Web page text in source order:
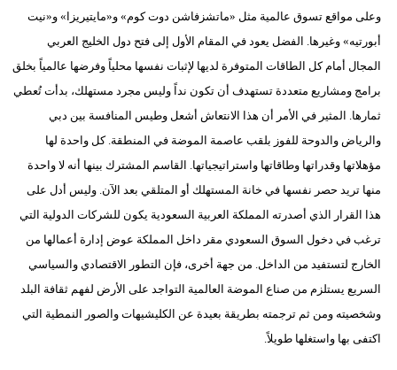
وعلى مواقع تسوق عالمية مثل «ماتشزفاشن دوت كوم» و«مايتيريزا» و«نيت
أبورتيه» وغيرها. الفضل يعود في المقام الأول إلى فتح دول الخليج العربي
المجال أمام كل الطاقات المتوفرة لديها لإثبات نفسها محلياً وفرضها عالمياً بخلق
برامج ومشاريع متعددة تستهدف أن تكون نداً وليس مجرد مستهلك، بدأت تُعطي
ثمارها. المثير في الأمر أن هذا الانتعاش أشعل وطيس المنافسة بين دبي
والرياض والدوحة للفوز بلقب عاصمة الموضة في المنطقة. كل واحدة لها
مؤهلاتها وقدراتها وطاقاتها واستراتيجياتها. القاسم المشترك بينها أنه لا واحدة
منها تريد حصر نفسها في خانة المستهلك أو المتلقي بعد الآن. وليس أدل على
هذا القرار الذي أصدرته المملكة العربية السعودية يكون للشركات الدولية التي
ترغب في دخول السوق السعودي مقر داخل المملكة عوض إدارة أعمالها من
الخارج لتستفيد من الداخل. من جهة أخرى، فإن التطور الاقتصادي والسياسي
السريع يستلزم من صناع الموضة العالمية التواجد على الأرض لفهم ثقافة البلد
وشخصيته ومن ثم ترجمته بطريقة بعيدة عن الكليشيهات والصور النمطية التي
اكتفى بها واستغلها طويلاً.